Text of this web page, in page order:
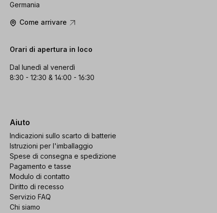
Germania
Come arrivare
Orari di apertura in loco
Dal lunedì al venerdì
8:30 - 12:30 & 14:00 - 16:30
Aiuto
Indicazioni sullo scarto di batterie
Istruzioni per l'imballaggio
Spese di consegna e spedizione
Pagamento e tasse
Modulo di contatto
Diritto di recesso
Servizio FAQ
Chi siamo